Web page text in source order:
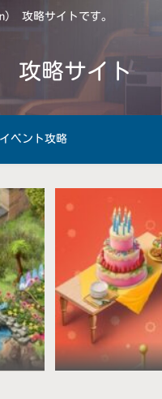
攻略サイトです。
攻略サイト
ベント攻略